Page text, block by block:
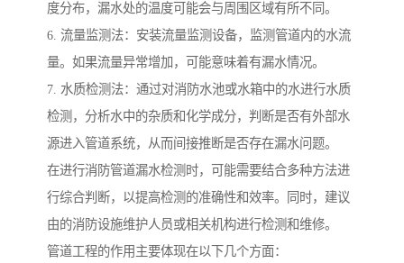
度分布，漏水处的温度可能会与周围区域有所不同。
6. 流量监测法：安装流量监测设备，监测管道内的水流
量。如果流量异常增加，可能意味着有漏水情况。
7. 水质检测法：通过对消防水池或水箱中的水进行水质
检测，分析水中的杂质和化学成分，判断是否有外部水
源进入管道系统，从而间接推断是否存在漏水问题。
在进行消防管道漏水检测时，可能需要结合多种方法进
行综合判断，以提高检测的准确性和效率。同时，建议
由的消防设施维护人员或相关机构进行检测和维修。
管道工程的作用主要体现在以下几个方面：